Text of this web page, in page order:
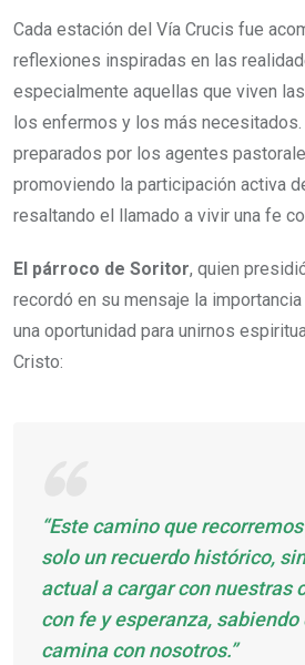
Cada estación del Vía Crucis fue
reflexiones inspiradas en las
especialmente aquellas que viven
los enfermos y los más
preparados por los agentes
promoviendo la participación activa
resaltando el llamado a vivir una fe
El párroco de Soritor, quien
recordó en su mensaje la
una oportunidad para unirnos
Cristo:
“Este camino que
solo un recuerdo histórico,
actual a cargar con nuestras
con fe y esperanza, sabiendo
camina con nosotros.”